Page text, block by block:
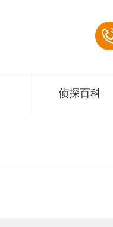
侦探百科